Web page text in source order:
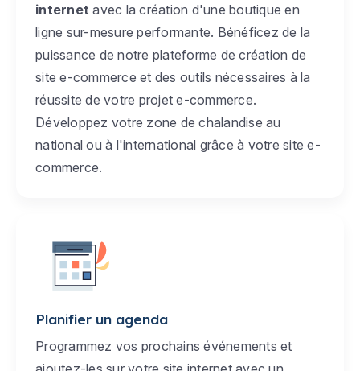
internet avec la création d'une boutique en
ligne sur-mesure performante. Bénéficez de la
puissance de notre plateforme de création de
site e-commerce et des outils nécessaires à la
réussite de votre projet e-commerce.
Développez votre zone de chalandise au
national ou à l'international grâce à votre site e-
commerce.
Planifier un agenda
Programmez vos prochains événements et